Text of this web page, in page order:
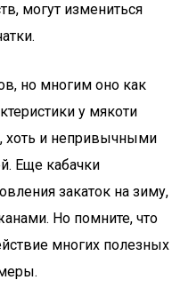
могут измениться
но многим оно как
у мякоти
хоть и непривычными
Еще кабачки
закаток на зиму,
Но помните, что
многих полезных